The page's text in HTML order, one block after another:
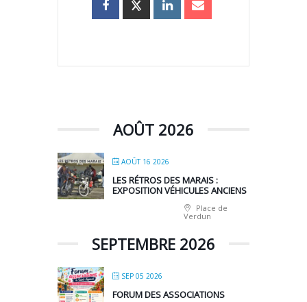
AOÛT 2026
AOÛT 16 2026
LES RÉTROS DES MARAIS :
EXPOSITION VÉHICULES ANCIENS
Place de
Verdun
SEPTEMBRE 2026
SEP 05 2026
FORUM DES ASSOCIATIONS